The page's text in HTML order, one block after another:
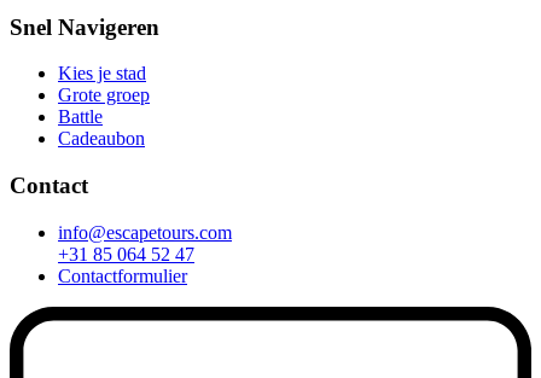
Snel Navigeren
Kies je stad
Grote groep
Battle
Cadeaubon
Contact
info@escapetours.com
+31 85 064 52 47
Contactformulier